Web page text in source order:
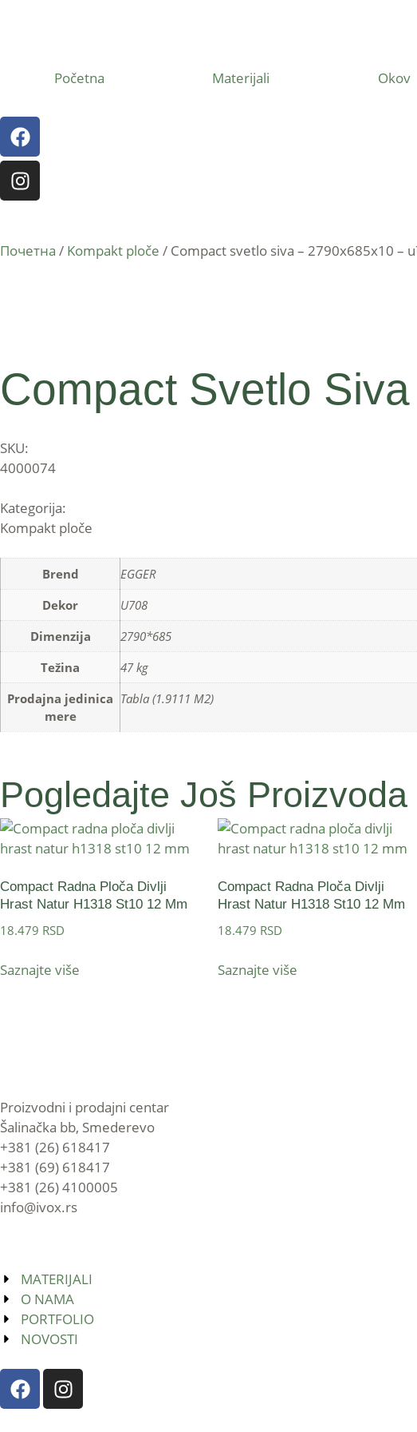
Početna Materijali Okov
Почетна / Kompakt ploče / Compact svetlo siva – 2790x685x10 –
Compact Svetlo
SKU:
4000074
Kategorija:
Kompakt ploče
Brend
EGGER
Dekor
U708
Dimenzija
2790*685
Težina
47 kg
Prodajna jedinica
mere
Tabla (1.9111 M2)
Pogledajte Još
Compact Radna Ploča Divlji
Hrast Natur H1318 St10 12 Mm
18.479 RSD
Saznajte više
Compact Radna Ploča Divlji
Hrast Natur H1318 St10 12 Mm
18.479 RSD
Saznajte više
Proizvodni i prodajni centar
Šalinačka bb, Smederevo
+381 (26) 618417
+381 (69) 618417
+381 (26) 4100005
info@ivox.rs
MATERIJALI
O NAMA
PORTFOLIO
NOVOSTI